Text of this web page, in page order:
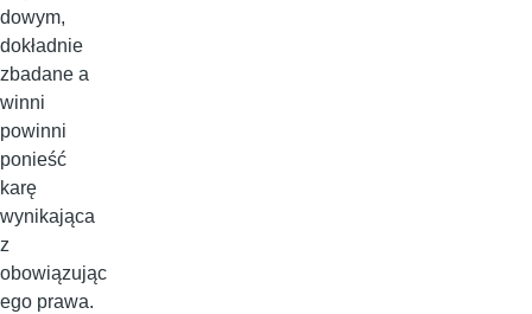
dowym,
dokładnie
zbadane a
winni
powinni
ponieść
karę
wynikająca
z
obowiązując
ego prawa.